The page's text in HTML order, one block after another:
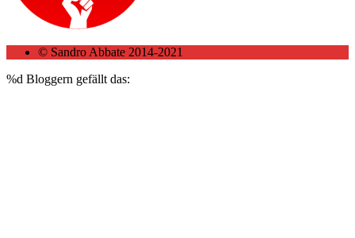
© Sandro Abbate 2014-2021
%d Bloggern gefällt das: